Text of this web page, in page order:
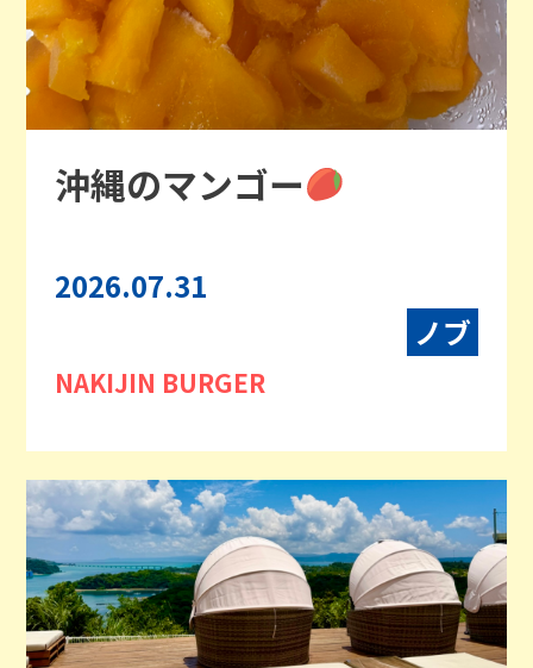
沖縄のマンゴー
2026.07.31
ノブ
NAKIJIN BURGER